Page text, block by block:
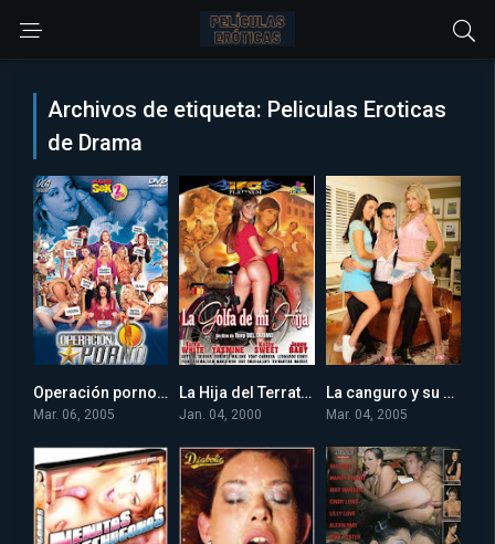
Archivos de etiqueta: Peliculas Eroticas
de Drama
4Operación porno xxx (2005) online
Mar. 06, 2005
4La Hija del Terrateniente Siempre Come Caliente XXX (2000) online
Jan. 04, 2000
0
La canguro y su amiga se follan a mi padre xxx (2005) online
Mar. 04, 2005